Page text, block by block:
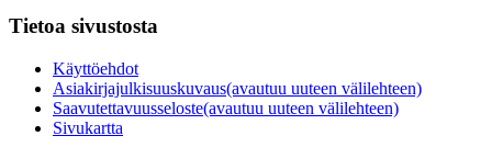
Tietoa sivustosta
Käyttöehdot
Asiakirjajulkisuuskuvaus(avautuu uuteen välilehteen)
Saavutettavuusseloste(avautuu uuteen välilehteen)
Sivukartta